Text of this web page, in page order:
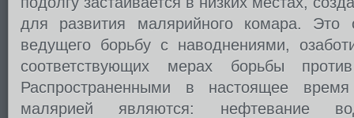
для развития малярийного комара. Это
ведущего борьбу с наводнениями,
соответствующих мерах борьбы
Распространенными в настоящее
малярией являются: нефтевание